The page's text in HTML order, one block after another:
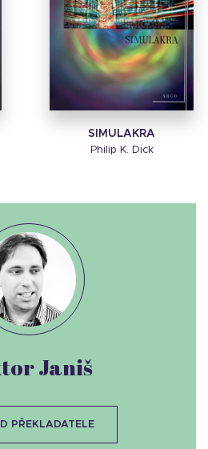
SIMULAKRA
Philip K. Dick
Janiš
PŘEKLADATELE